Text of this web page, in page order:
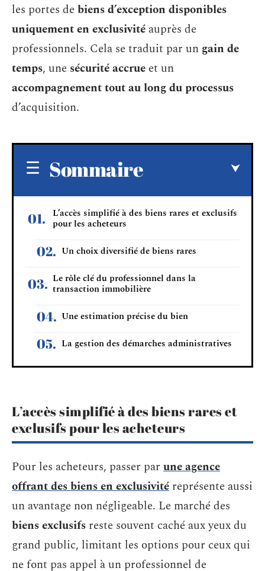
les portes debiens d’exception disponibles
uniquement en exclusivité auprès de
professionnels. Cela se traduit par un gain de
temps, une sécurité accrue et un
accompagnement tout au long du processus
d’acquisition.
Sommaire
L’accès simplifié à des biens rares et exclusifs
pour les acheteurs
Un choix diversifié de biens rares
Le rôle clé du professionnel dans la
transaction immobilière
Une estimation précise du bien
La gestion des démarches administratives
L’accès simplifié à des biens rares et
exclusifs pour les acheteurs
Pour les acheteurs, passer par une agence
offrant des biens en exclusivité représente aussi
un avantage non négligeable. Le marché des
biens exclusifs reste souvent caché aux yeux du
grand public, limitant les options pour ceux qui
ne font pas appel à un professionnel de